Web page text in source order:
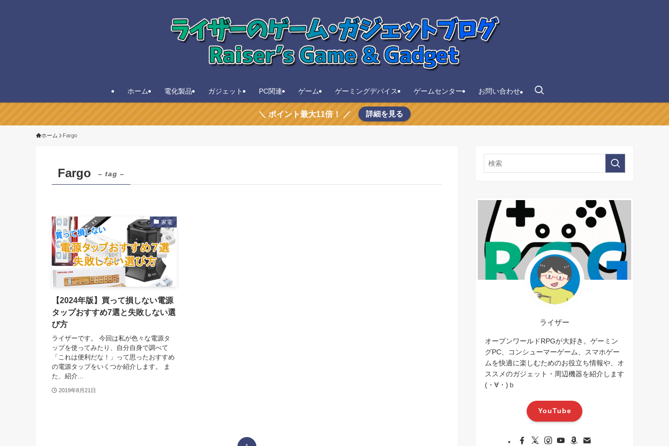
ホーム 電化製品 ガジェット PC関連 ゲーム ゲーミングデバイス ゲームセンター お問い合わせ
＼ ポイント最大11倍！ ／ 詳細を見る
ホーム Fargo
Fargo – tag –
家電
【2024年版】買って損しない電源
タップおすすめ7選と失敗しない選
び方
ライザーです。 今回は私が色々な電源タ
ップを使ってみたり、自分自身で調べて
「これは便利だな！」って思ったおすすめ
の電源タップをいくつか紹介します。 ま
た、紹介...
2019年8月21日
ライザー
オープンワールドRPGが大好き。ゲーミン
グPC、コンシューマーゲーム、スマホゲー
ムを快適に楽しむためのお役立ち情報や、オ
ススメのガジェット・周辺機器を紹介します
(・∀・)ｂ
YouTube